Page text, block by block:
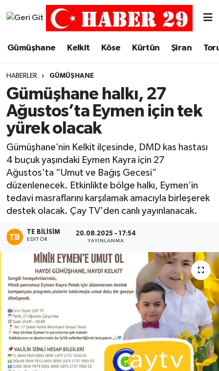
Gümüşhane Kelkit Köse Kürtün Şiran
HABERLER GÜMÜŞHANE
Gümüşhane halkı, 27
Ağustos’ta Eymen için tek
yürek olacak
Gümüşhane’nin Kelkit ilçesinde, DMD kas hastası
4 buçuk yaşındaki Eymen Kayra için 27
Ağustos'ta “Umut ve Bağış Gecesi”
düzenlenecek. Etkinlikte bölge halkı, Eymen’in
tedavi masraflarını karşılamak amacıyla birleşerek
destek olacak. Çay TV'den canlı yayınlanacak.
TE BILISIM
EDITÖR
20.08.2025 - 17:54
YAYINLANMA
Merkez Trafik Yoğunluk Haritası
Süper Lig Puan Durumu ve Fikstür
Tüm Manşetler
Haber Arşivi